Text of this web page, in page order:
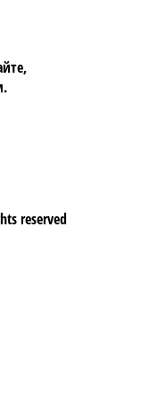
reserved